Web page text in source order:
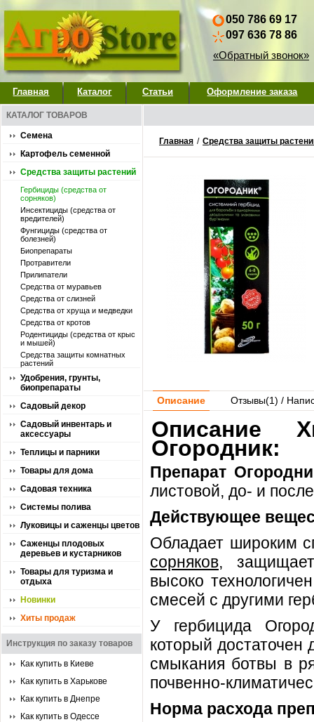
050 786 69 17
097 636 78 86
«Обратный звонок»
Главная Каталог Статьи Оформление заказа
КАТАЛОГ ТОВАРОВ
Семена
Картофель семенной
Средства защиты растений
Гербициды (средства от
сорняков)
Инсектициды (средства от
вредителей)
Фунгициды (средства от
болезней)
Биопрепараты
Протравители
Прилипатели
Средства от муравьев
Средства от слизней
Средства от хруща и медведки
Средства от кротов
Родентициды (средства от крыс
и мышей)
Средства защиты комнатных
растений
Удобрения, грунты,
биопрепараты
Садовый декор
Садовый инвентарь и
аксессуары
Теплицы и парники
Товары для дома
Садовая техника
Системы полива
Луковицы и саженцы цветов
Саженцы плодовых
деревьев и кустарников
Товары для туризма и
отдыха
Новинки
Хиты продаж
Инструкция по заказу товаров
Как купить в Киеве
Как купить в Харькове
Как купить в Днепре
Как купить в Одессе
Главная / Средства защиты
Описание Отзывы(1) /
Описание
Огородник:
Препарат
листовой, до- и
Действующее
Обладает широким
сорняков,
высоко
смесей с другими
У гербицида
который достаточен
смыкания ботвы в
почвенно-
Норма расхода